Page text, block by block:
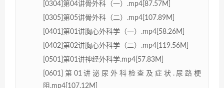
[0304]第04讲骨外科（一）.mp4[87.57M]
[0305]第05讲骨外科（二）.mp4[107.89M]
[0401]第01讲胸心外科学（一）.mp4[58.26M]
[0402]第02讲胸心外科学（二）.mp4[119.56M]
[0501]第01讲神经外科学.mp4[57.83M]
[0601]第01讲泌尿外科检查及症状.尿路梗
阻.mp4[107.12M]